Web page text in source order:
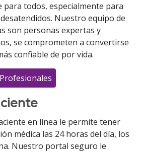
todos, especialmente para
Nuestro equipo de
son personas expertas y
se comprometen a convertirse
confiable de por vida.
en línea le permite tener
médica las 24 horas del día, los
Nuestro portal seguro le